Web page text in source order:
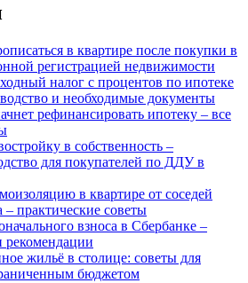
в квартире после покупки в
регистрацией недвижимости
налог с процентов по ипотеке
и необходимые документы
рефинансировать ипотеку – все
в собственность –
для покупателей по ДДУ в
в квартире от соседей
– практические советы
взноса в Сбербанке –
рекомендации
жильё в столице: советы для
бюджетом